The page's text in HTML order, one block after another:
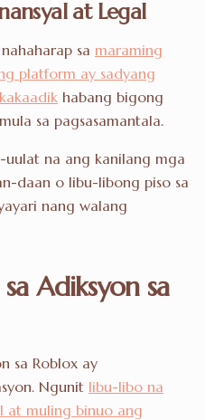
at Legal
sa maraming
platform ay sadyang
habang bigong
sa pagsasamantala.
na ang kanilang mga
daan o libu-libong piso sa
nang walang
Adiksyon sa
sa Roblox ay
Ngunit libu-libo na
at muling binuo ang